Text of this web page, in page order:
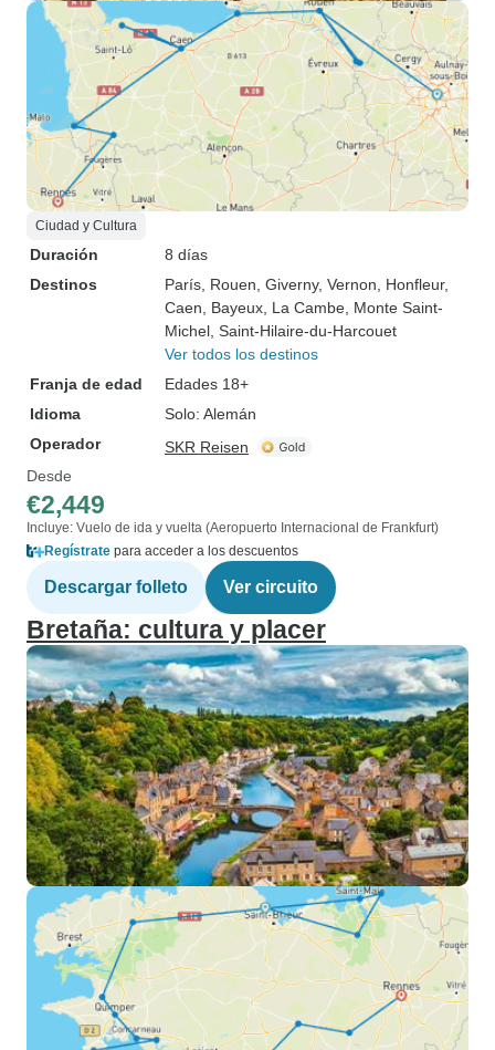
Ciudad y Cultura
Duración
8 días
Destinos
París , Rouen , Giverny, Vernon , Honfleur,
Caen , Bayeux , La Cambe , Monte Saint-
Michel , Saint-Hilaire-du-Harcouet
Ver todos los destinos
Franja de edad
Edades 18+
Idioma
Solo: Alemán
Operador
SKR Reisen
Desde
€2,449
Incluye: Vuelo de ida y vuelta (Aeropuerto Internacional de Frankfurt)
Regístrate para acceder a los descuentos
Descargar folleto Ver circuito
Bretaña: cultura y placer